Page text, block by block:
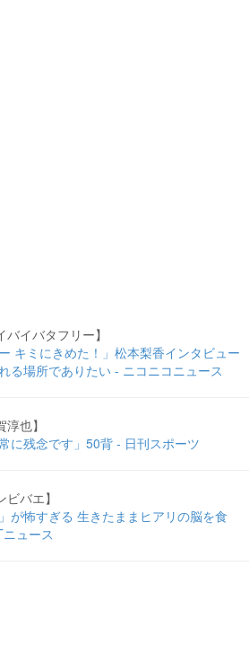
イバタフリー】
キミにきめた！」松本梨香インタビュー
る場所でありたい - ニコニコニュース
也】
に残念です」50背 - 日刊スポーツ
バエ】
が怖すぎる 生きたままヒアリの脳を食
ュース